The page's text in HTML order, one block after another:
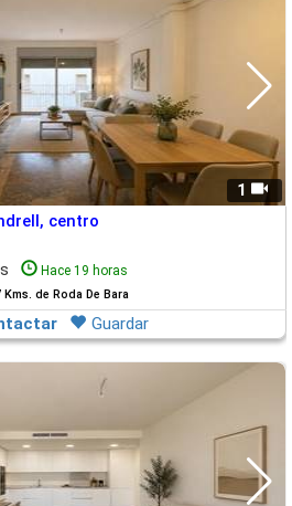
1
centro
Hace 19 horas
Kms. de Roda De Bara
Guardar